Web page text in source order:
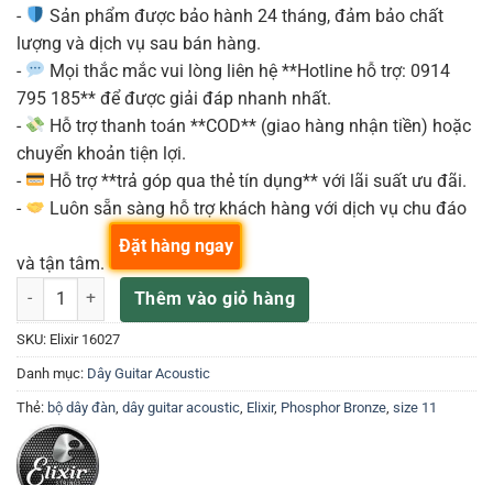
-
Sản phẩm được bảo hành 24 tháng, đảm bảo chất
lượng và dịch vụ sau bán hàng.
-
Mọi thắc mắc vui lòng liên hệ **Hotline hỗ trợ: 0914
795 185** để được giải đáp nhanh nhất.
-
Hỗ trợ thanh toán **COD** (giao hàng nhận tiền) hoặc
chuyển khoản tiện lợi.
-
Hỗ trợ **trả góp qua thẻ tín dụng** với lãi suất ưu đãi.
-
Luôn sẵn sàng hỗ trợ khách hàng với dịch vụ chu đáo
và tận tâm.
Dây Đàn Guitar Acoustic Elixir 16027 Size 11 Phosphor-Bronze số
Thêm vào giỏ hàng
Đặt hàng ngay
SKU: Elixir 16027
Danh mục: Dây Guitar Acoustic
Thẻ: bộ dây đàn dây guitar acoustic Elixir, Phosphor Bronze size 11